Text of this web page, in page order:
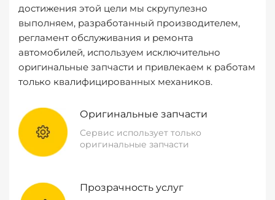
достижения этой цели мы скрупулезно
выполняем, разработанный производителем,
регламент обслуживания и ремонта
автомобилей, используем исключительно
оригинальные запчасти и привлекаем к работам
только квалифицированных механиков.
Оригинальные запчасти
Сервис использует только
оригинальные запчасти
Прозрачность услуг